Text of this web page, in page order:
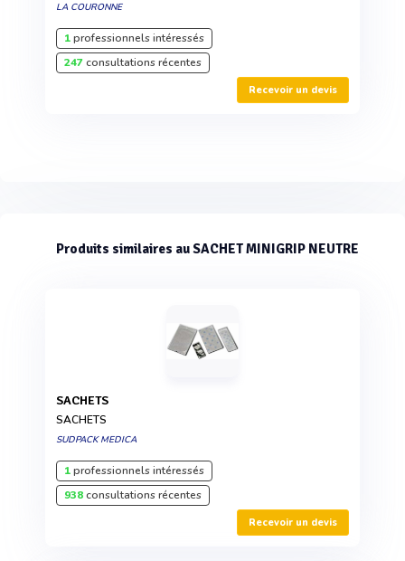
LA COURONNE
1professionnels intéressés
247consultations récentes
Recevoir un devis
Produits similaires au SACHET MINIGRIP NEUTRE
SACHETS
SACHETS
SUDPACK MEDICA
1professionnels intéressés
938consultations récentes
Recevoir un devis